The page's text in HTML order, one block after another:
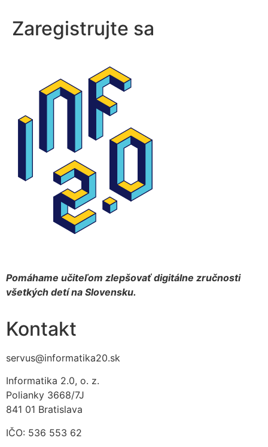
Zaregistrujte sa
Pomáhame učiteľom zlepšovať digitálne zručnosti
všetkých detí na Slovensku.
Kontakt
servus@informatika20.sk
Informatika 2.0, o. z.
Polianky 3668/7J
841 01 Bratislava
IČO: 536 553 62